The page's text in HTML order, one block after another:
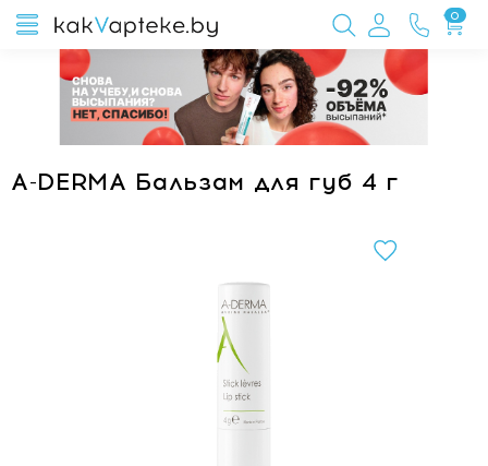
0
A-DERMA Бальзам для губ 4 г